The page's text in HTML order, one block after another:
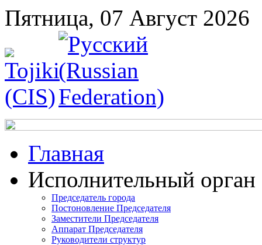
Пятница, 07 Август 2026
Главная
Исполнительный орган
Председатель города
Постоновление Председателя
Заместители Председателя
Аппарат Председателя
Руководители структур